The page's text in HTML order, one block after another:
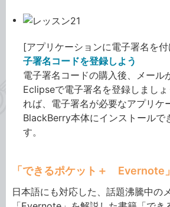
[アプリケーションに電子署名を
子署名コードを登録しよう
電子署名コードの購入後、メール
Eclipseで電子署名を登録しまし
れば、電子署名が必要なアプリケ
BlackBerry本体にインストールで
す。
「できるポケット＋ Evernote
日本語にも対応した、話題沸騰中の